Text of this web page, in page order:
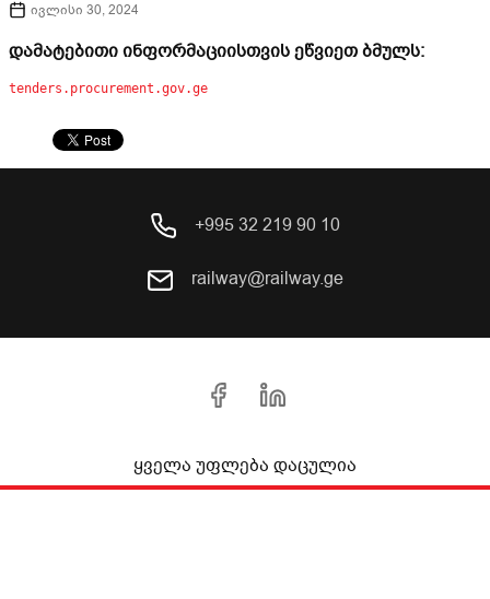
ივლისი 30, 2024
დამატებითი ინფორმაციისთვის ეწვიეთ ბმულს:
tenders.procurement.gov.ge
+995 32 219 90 10
railway@railway.ge
ყველა უფლება დაცულია